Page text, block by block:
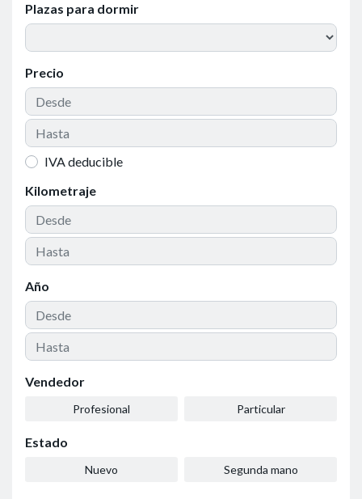
Plazas para dormir
Precio
IVA deducible
Kilometraje
Año
Vendedor
Profesional Particular
Estado
Nuevo Segunda mano